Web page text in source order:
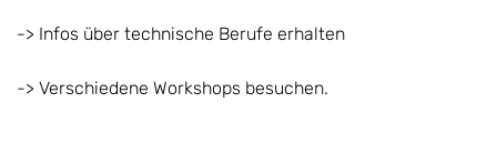
-> Infos über technische Berufe erhalten
-> Verschiedene Workshops besuchen.